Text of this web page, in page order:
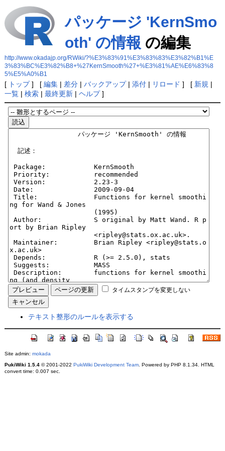
パッケージ 'KernSmo
oth' の情報 の編集
http://www.okadajp.org/RWiki/?%E3%83%91%E3%83%83%E3%82%B1%E
3%83%BC%E3%82%B8+%27KernSmooth%27+%E3%81%AE%E6%83%8
5%E5%A0%B1
[ トップ] [ 編集| 差分| バックアップ| 添付| リロード ] [ 新規 |
一覧| 検索| 最終更新| ヘルプ]
タイムスタンプを変更しない
テキスト整形のルールを表示する
Site admin: mokada
PukiWiki 1.5.4© 2001-2022 PukiWiki Development Team. Powered by PHP 8.1.34. HTML
convert time: 0.007 sec.